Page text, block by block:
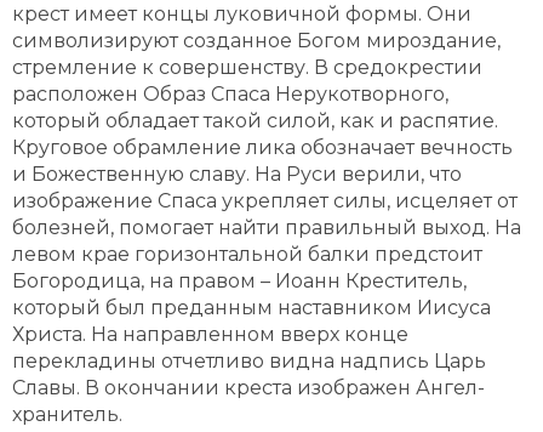
крест имеет концы луковичной формы. Они
символизируют созданное Богом мироздание,
стремление к совершенству. В средокрестии
расположен Образ Спаса Нерукотворного,
который обладает такой силой, как и распятие.
Круговое обрамление лика обозначает вечность
и Божественную славу. На Руси верили, что
изображение Спаса укрепляет силы, исцеляет от
болезней, помогает найти правильный выход. На
левом крае горизонтальной балки предстоит
Богородица, на правом – Иоанн Креститель,
который был преданным наставником Иисуса
Христа. На направленном вверх конце
перекладины отчетливо видна надпись Царь
Славы. В окончании креста изображен Ангел-
хранитель.